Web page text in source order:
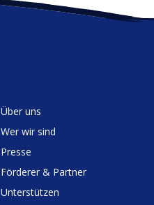
Über uns
Wer wir sind
Presse
Förderer & Partner
Unter­stützen